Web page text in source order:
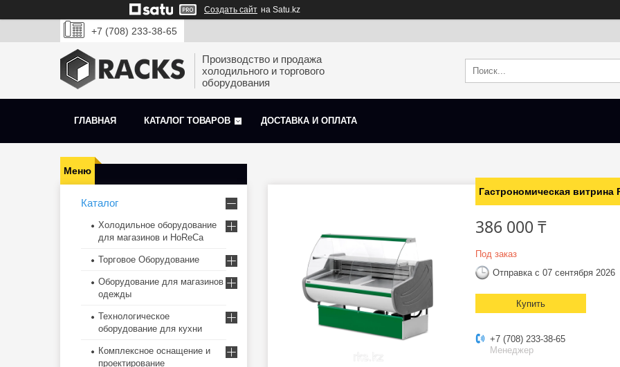
Создать сайт на Satu.kz
+7 (708) 233-38-65
Производство и продажа
холодильного и торгового
оборудования
ГЛАВНАЯ КАТАЛОГ ТОВАРОВ ДОСТАВКА И ОПЛАТА
Гастрономическая витрина
386 000 ₸
Под заказ
Отправка с 07 сентября 2026
Купить
+7 (708) 233-38-65
Менеджер
Каталог
Холодильное оборудование
для магазинов и HoReCa
Торговое Оборудование
Оборудование для магазинов
одежды
Технологическое
оборудование для кухни
Комплексное оснащение и
проектирование